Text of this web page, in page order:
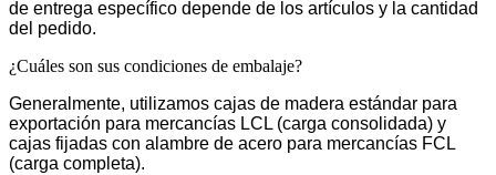
de entrega específico depende de los artículos y la cantidad
del pedido.
¿Cuáles son sus condiciones de embalaje?
Generalmente, utilizamos cajas de madera estándar para
exportación para mercancías LCL (carga consolidada) y
cajas fijadas con alambre de acero para mercancías FCL
(carga completa).